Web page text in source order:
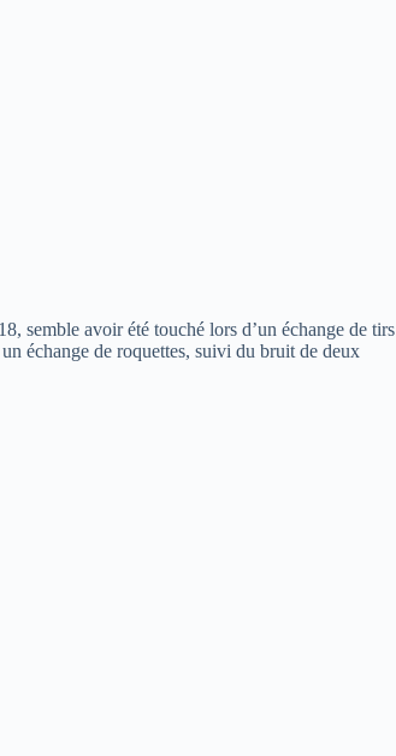
semble avoir été touché lors d’un échange de tirs
échange de roquettes, suivi du bruit de deux